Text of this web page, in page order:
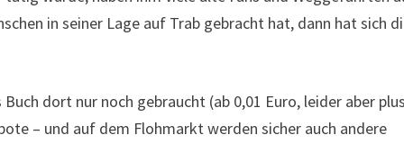
in seiner Lage auf Trab gebracht hat, dann hat sich
dort nur noch gebraucht (ab 0,01 Euro, leider aber
– und auf dem Flohmarkt werden sicher auch andere